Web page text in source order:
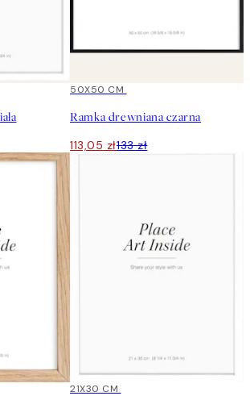
15%*
50X50 CM
Ramka drewniana czarna
113,05 zł133 zł
15%*
21X30 CM